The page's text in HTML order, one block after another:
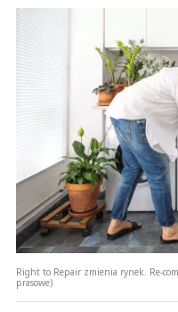
Right to Repair zmienia rynek. Re-
prasowe)